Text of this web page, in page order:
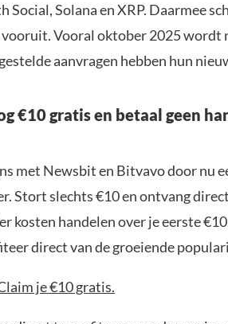
Social, Solana en XRP. Daarmee
Vooral oktober 2025 wordt
aanvragen hebben hun
€10 gratis en betaal geen
met Newsbit en Bitvavo door nu
Stort slechts €10 en ontvang
kosten handelen over je eerste
direct van de groeiende
je €10 gratis.